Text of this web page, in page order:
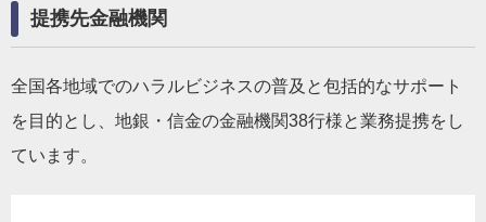
提携先金融機関
全国各地域でのハラルビジネスの普及と包括的なサポート
を目的とし、地銀・信金の金融機関38行様と業務提携をし
ています。